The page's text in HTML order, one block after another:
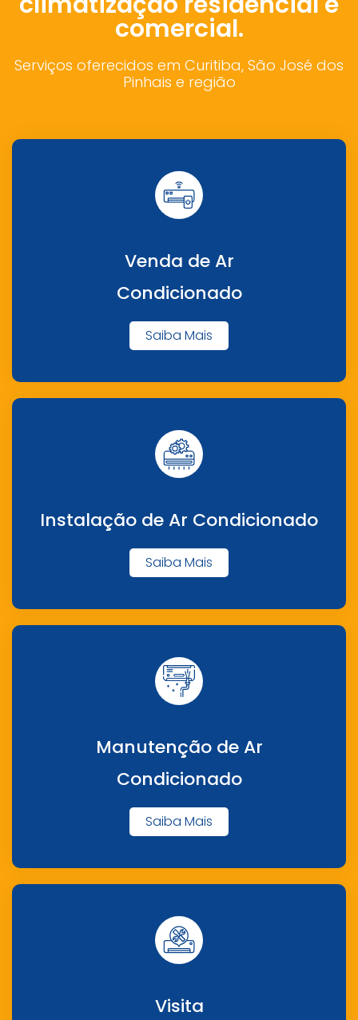
comercial.
Serviços oferecidos em Curitiba, São José dos
Pinhais e região
Venda de Ar
Condicionado
Saiba Mais
Instalação de Ar Condicionado
Saiba Mais
Manutenção de Ar
Condicionado
Saiba Mais
Visita